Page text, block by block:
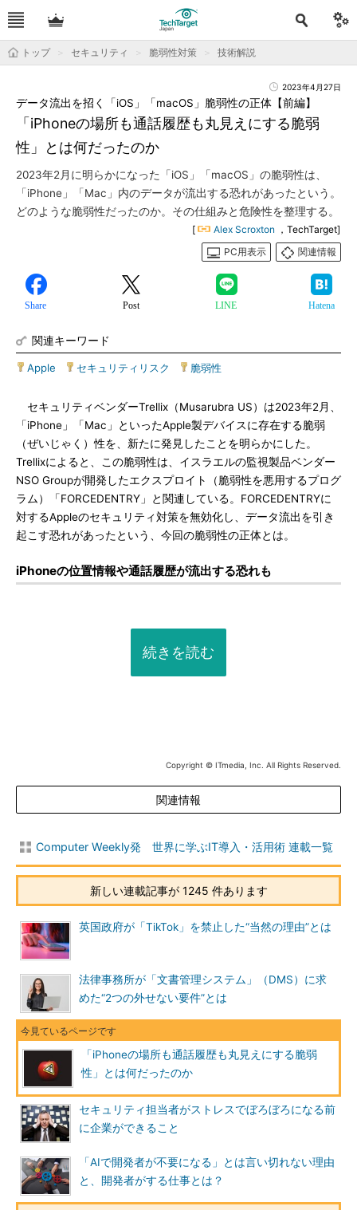
トップ セキュリティ 脆弱性対策 技術解説
2023年4月27日
「iPhoneの場所も通話履歴も丸見えにする脆弱
性」とは何だったのか
データ流出を招く「iOS」「macOS」脆弱性の正体【前編】
2023年2月に明らかになった「iOS」「macOS」の脆弱性は、
「iPhone」「Mac」内のデータが流出する恐れがあったという。
どのような脆弱性だったのか。その仕組みと危険性を整理する。
[ Alex Scroxton ，TechTarget]
PC用表示
関連情報
Share Post LINE Hatena
関連キーワード
Apple セキュリティリスク 脆弱性
セキュリティベンダーTrellix（Musarubra US）は2023年2月、
「iPhone」「Mac」といったApple製デバイスに存在する脆弱
（ぜいじゃく）性を、新たに発見したことを明らかにした。
Trellixによると、この脆弱性は、イスラエルの監視製品ベンダー
NSO Groupが開発したエクスプロイト（脆弱性を悪用するプログ
ラム）「FORCEDENTRY」と関連している。FORCEDENTRYに
対するAppleのセキュリティ対策を無効化し、データ流出を引き
起こす恐れがあったという、今回の脆弱性の正体とは。
iPhoneの位置情報や通話履歴が流出する恐れも
続きを読む
Copyright © ITmedia, Inc. All Rights Reserved.
関連情報
Computer Weekly発 世界に学ぶIT導入・活用術 連載一覧
新しい連載記事が 1245 件あります
英国政府が「TikTok」を禁止した“当然の理由”とは
法律事務所が「文書管理システム」（DMS）に求
めた“2つの外せない要件”とは
「iPhoneの場所も通話履歴も丸見えにする脆弱
性」とは何だったのか
セキュリティ担当者がストレスでぼろぼろになる前
に企業ができること
「AIで開発者が不要になる」とは言い切れない理由
と、開発者がする仕事とは？